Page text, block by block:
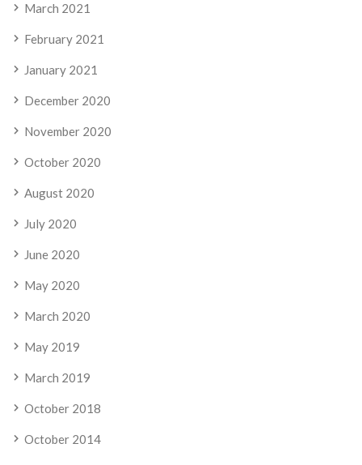
March 2021
February 2021
January 2021
December 2020
November 2020
October 2020
August 2020
July 2020
June 2020
May 2020
March 2020
May 2019
March 2019
October 2018
October 2014